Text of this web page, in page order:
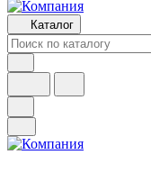
Каталог